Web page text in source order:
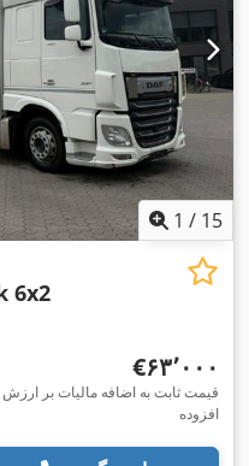
1 / 15
6x2
‎€۶۳٬۰۰۰
قیمت ثابت به اضافه مالیات بر ارزش
افزوده